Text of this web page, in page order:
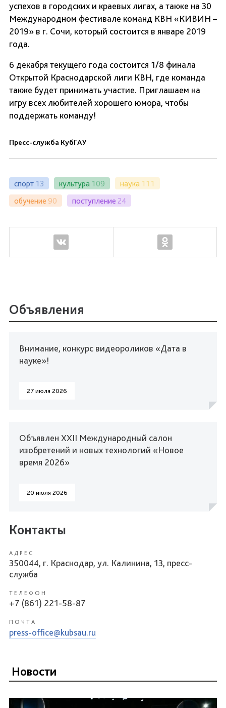
успехов в городских и краевых лигах, а также на 30
Международном фестивале команд КВН «КИВИН –
2019» в г. Сочи, который состоится в январе 2019
года.
6 декабря текущего года состоится 1/8 финала
Открытой Краснодарской лиги КВН, где команда
также будет принимать участие. Приглашаем на
игру всех любителей хорошего юмора, чтобы
поддержать команду!
Пресс-служба КубГАУ
спорт 13 культура 109 наука 111
обучение 90 поступление 24
Объявления
Внимание, конкурс видеороликов «Дата в
науке»!
27 июля 2026
Объявлен XXII Международный салон
изобретений и новых технологий «Новое
время 2026»
20 июля 2026
Контакты
АДРЕС
350044, г. Краснодар, ул. Калинина, 13, пресс-
служба
ТЕЛЕФОН
+7 (861) 221-58-87
ПОЧТА
press-office@kubsau.ru
Новости